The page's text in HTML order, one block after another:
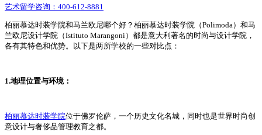
艺术留学咨询： 400-612-8881
柏丽慕达时装学院和马兰欧尼哪个好？柏丽慕达时装学院（Polimoda）和马
兰欧尼设计学院（Istituto Marangoni）都是意大利著名的时尚与设计学院，
各有其特色和优势。以下是两所学校的一些对比点：
1.地理位置与环境：
柏丽慕达时装学院位于佛罗伦萨，一个历史文化名城，同时也是世界时尚创
意设计与奢侈品管理教育之都。